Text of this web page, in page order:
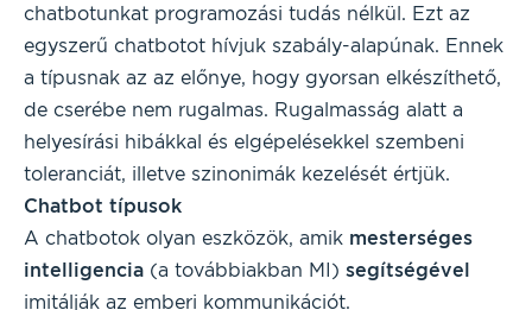
chatbotunkat programozási tudás nélkül. Ezt az
egyszerű chatbotot hívjuk szabály-alapúnak. Ennek
a típusnak az az előnye, hogy gyorsan elkészíthető,
de cserébe nem rugalmas. Rugalmasság alatt a
helyesírási hibákkal és elgépelésekkel szembeni
toleranciát, illetve szinonimák kezelését értjük.
Chatbot típusok
A chatbotok olyan eszközök, amik mesterséges
intelligencia (a továbbiakban MI) segítségével
imitálják az emberi kommunikációt.